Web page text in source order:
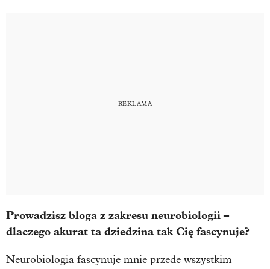
Prowadzisz bloga z zakresu neurobiologii –
dlaczego akurat ta dziedzina tak Cię fascynuje?
Neurobiologia fascynuje mnie przede wszystkim